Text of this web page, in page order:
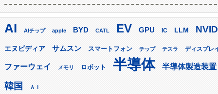
AI AIチップ apple BYD CATL EV GPU IC LLM
エヌビディア サムスン スマートフォン チップ テスラ ディスプレ
ファーウェイ メモリ ロボット 半導体 半導体製造装置
韓国 ＡＩ